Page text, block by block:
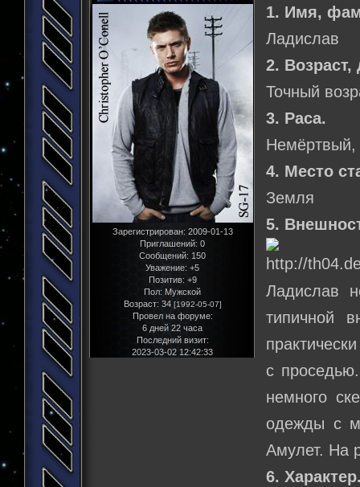
Зарегистрирован: 2009-01-13
Приглашений: 0
Сообщений: 150
Уважение: +5
Позитив: +9
Пол:Мужской
Возраст: 34 [1992-05-07]
Провел на форуме:
6 дней 22 часа
Последний визит:
2023-03-02 12:42:33
1. Имя,
Ладислав
2. Возраст,
Точный
3. Раса.
Немёртвый,
4. Место
Земля
5.
Ладислав
типичной
с
немного
одежды с
Амулет. На
6.